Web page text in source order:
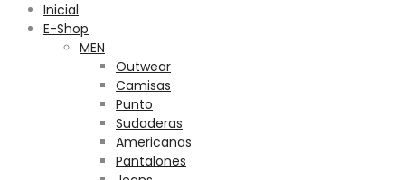
Inicial
E-Shop
MEN
Outwear
Camisas
Punto
Sudaderas
Americanas
Pantalones